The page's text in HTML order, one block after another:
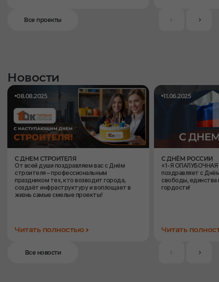
Все проекты
Новости
Все новости
С ДНЕМ СТРОИТЕЛЯ
От всей души поздравляем вас с Днём
строителя – профессиональным
праздником тех, кто возводит города,
создаёт инфраструктуру и воплощает в
жизнь самые смелые проекты!
Читать полностью
08.08.2025
С ДНЁМ РОССИИ
«1-Я
поздравляет с
свободы, единства
гордости!
Читать
11.06.2025